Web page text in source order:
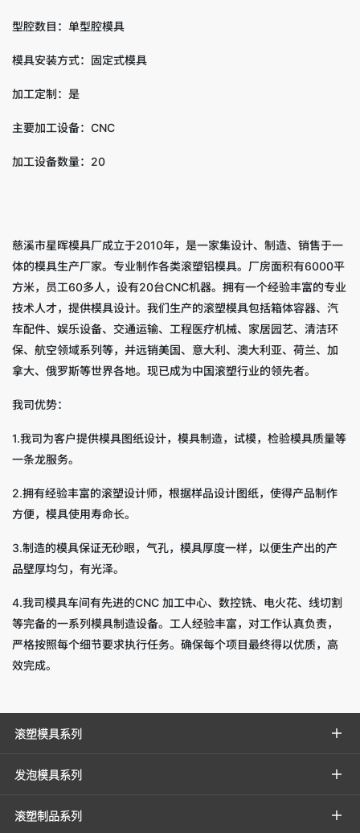
型腔数目：单型腔模具
模具安装方式：固定式模具
加工定制：是
主要加工设备：CNC
加工设备数量：20
慈溪市星晖模具厂成立于2010年，是一家集设计、制造、销售于一
体的模具生产厂家。专业制作各类滚塑铝模具。厂房面积有6000平
方米，员工60多人，设有20台CNC机器。拥有一个经验丰富的专业
技术人才，提供模具设计。我们生产的滚塑模具包括箱体容器、汽
车配件、娱乐设备、交通运输、工程医疗机械、家居园艺、清洁环
保、航空领域系列等，并远销美国、意大利、澳大利亚、荷兰、加
拿大、俄罗斯等世界各地。现已成为中国滚塑行业的领先者。
我司优势：
1.我司为客户提供模具图纸设计，模具制造，试模，检验模具质量等
一条龙服务。
2.拥有经验丰富的滚塑设计师，根据样品设计图纸，使得产品制作
方便，模具使用寿命长。
3.制造的模具保证无砂眼，气孔，模具厚度一样，以便生产出的产
品壁厚均匀，有光泽。
4.我司模具车间有先进的CNC 加工中心、数控铣、电火花、线切割
等完备的一系列模具制造设备。工人经验丰富，对工作认真负责，
严格按照每个细节要求执行任务。确保每个项目最终得以优质，高
效完成。
滚塑模具系列
发泡模具系列
滚塑制品系列